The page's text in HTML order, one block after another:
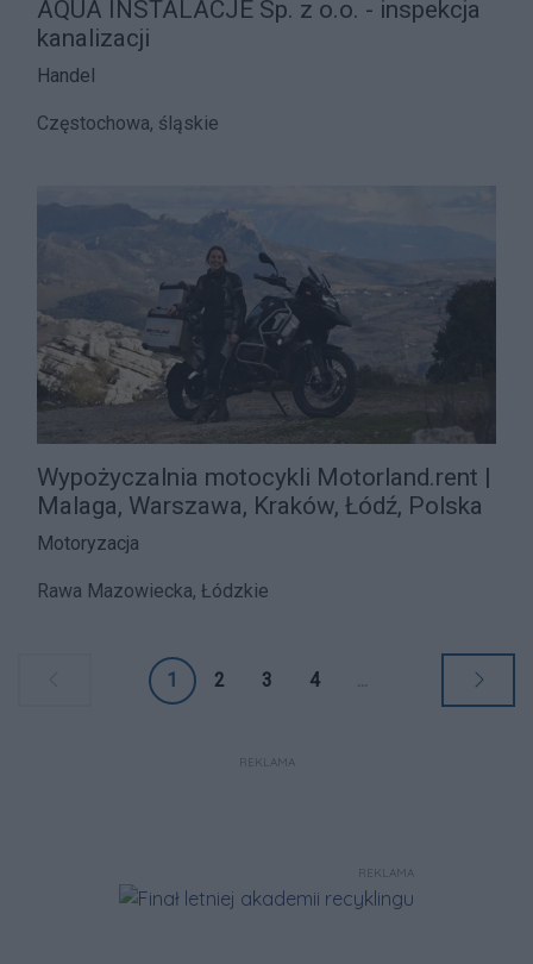
AQUA INSTALACJE Sp. z o.o. - inspekcja
kanalizacji
Handel
Częstochowa, śląskie
Wypożyczalnia motocykli Motorland.rent |
Malaga, Warszawa, Kraków, Łódź, Polska
Motoryzacja
Rawa Mazowiecka, Łódzkie
1 2 3 4
REKLAMA
REKLAMA